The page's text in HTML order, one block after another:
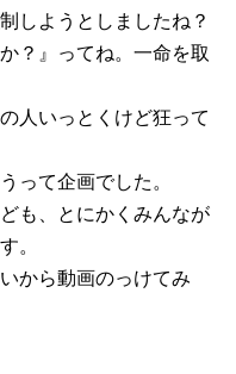
しようとしましたね？
？』ってね。一命を取
人いっとくけど狂って
って企画でした。
も、とにかくみんなが
。
から動画のっけてみ